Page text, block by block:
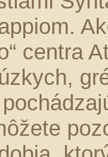
centra